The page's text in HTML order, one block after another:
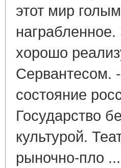
этот мир
хорошо
Сервантесом.
состояние
Государство
культурой.
рыночно-пло ...